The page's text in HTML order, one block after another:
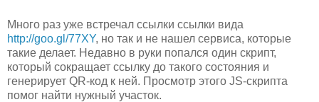
Много раз уже встречал ссылки ссылки вида
http://goo.gl/77XY, но так и не нашел сервиса, которые
такие делает. Недавно в руки попался один скрипт,
который сокращает ссылку до такого состояния и
генерирует QR-код к ней. Просмотр этого JS-скрипта
помог найти нужный участок.